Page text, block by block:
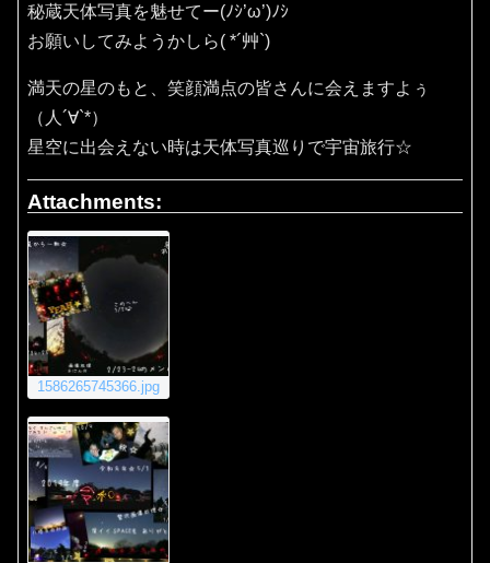
秘蔵天体写真を魅せてー(ﾉｼ’ω’)ﾉｼ
お願いしてみようかしら( *´艸`)
満天の星のもと、笑顔満点の皆さんに会えますよぅ
（人´∀`*）
星空に出会えない時は天体写真巡りで宇宙旅行☆
Attachments:
1586265745366.jpg